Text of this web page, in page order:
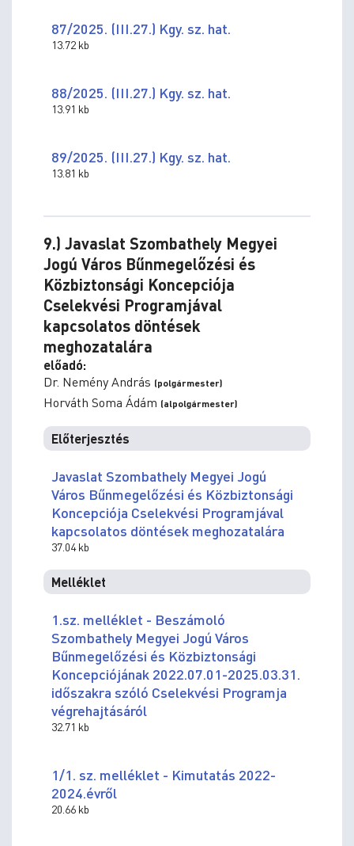
87/2025. (III.27.) Kgy. sz. hat.
13.72 kb
88/2025. (III.27.) Kgy. sz. hat.
13.91 kb
89/2025. (III.27.) Kgy. sz. hat.
13.81 kb
9.) Javaslat Szombathely Megyei
Jogú Város Bűnmegelőzési és
Közbiztonsági Koncepciója
Cselekvési Programjával
kapcsolatos döntések
meghozatalára
előadó:
Dr. Nemény András (polgármester)
Horváth Soma Ádám (alpolgármester)
Előterjesztés
Javaslat Szombathely Megyei Jogú
Város Bűnmegelőzési és Közbiztonsági
Koncepciója Cselekvési Programjával
kapcsolatos döntések meghozatalára
37.04 kb
Melléklet
1.sz. melléklet - Beszámoló
Szombathely Megyei Jogú Város
Bűnmegelőzési és Közbiztonsági
Koncepciójának 2022.07.01-2025.03.31.
időszakra szóló Cselekvési Programja
végrehajtásáról
32.71 kb
1/1. sz. melléklet - Kimutatás 2022-
2024.évről
20.66 kb